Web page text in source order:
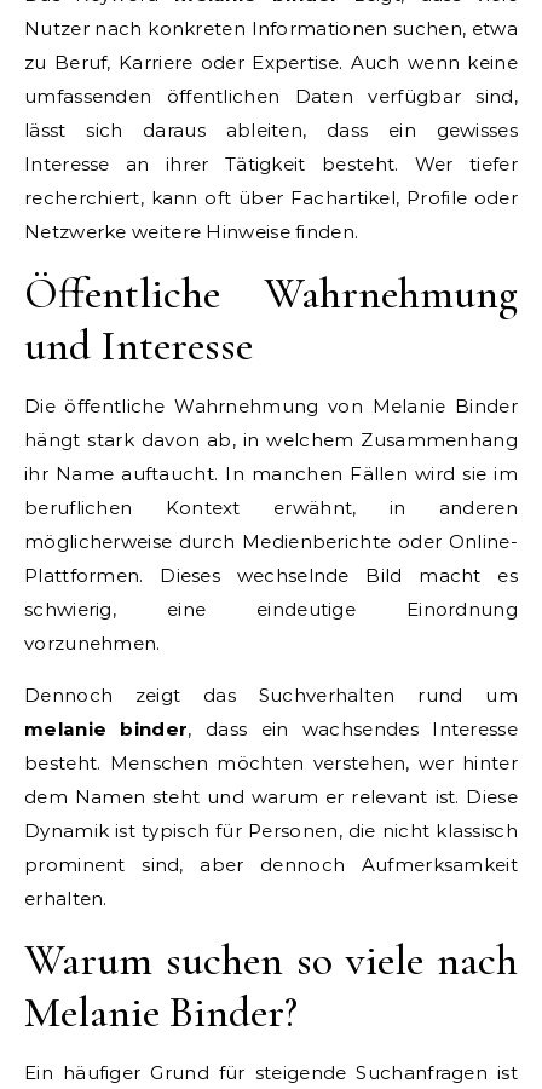
Nutzer nach konkreten Informationen suchen, etwa
zu Beruf, Karriere oder Expertise. Auch wenn keine
umfassenden öffentlichen Daten verfügbar sind,
lässt sich daraus ableiten, dass ein gewisses
Interesse an ihrer Tätigkeit besteht. Wer tiefer
recherchiert, kann oft über Fachartikel, Profile oder
Netzwerke weitere Hinweise finden.
Öffentliche Wahrnehmung
und Interesse
Die öffentliche Wahrnehmung von Melanie Binder
hängt stark davon ab, in welchem Zusammenhang
ihr Name auftaucht. In manchen Fällen wird sie im
beruflichen Kontext erwähnt, in anderen
möglicherweise durch Medienberichte oder Online-
Plattformen. Dieses wechselnde Bild macht es
schwierig, eine eindeutige Einordnung
vorzunehmen.
Dennoch zeigt das Suchverhalten rund um
melanie binder, dass ein wachsendes Interesse
besteht. Menschen möchten verstehen, wer hinter
dem Namen steht und warum er relevant ist. Diese
Dynamik ist typisch für Personen, die nicht klassisch
prominent sind, aber dennoch Aufmerksamkeit
erhalten.
Warum suchen so viele nach
Melanie Binder?
Ein häufiger Grund für steigende Suchanfragen ist